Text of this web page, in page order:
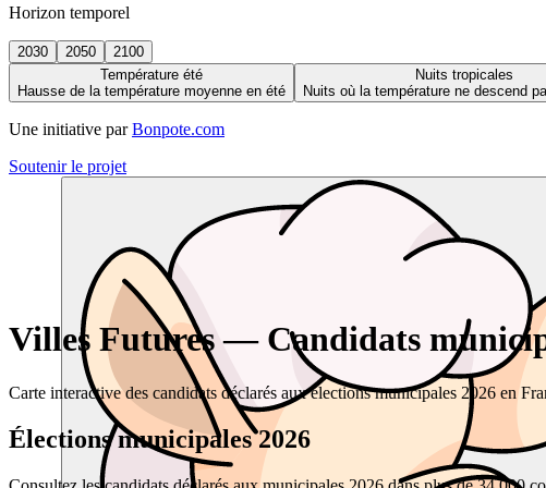
Horizon temporel
2030 2050
2100
Température été
Hausse de la température moyenne en été
Nuits tropicales
Nuits où la température ne descend
Une initiative par Bonpote.com
Soutenir le projet
Villes Futures — Candidats
Carte interactive des candidats déclarés aux élections municipales 2026 en
Élections municipales 2026